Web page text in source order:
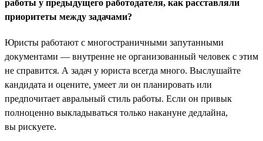
работы у предыдущего работодателя, как расставляли
приоритеты между задачами?
Юристы работают с многостраничными запутанными
документами — внутренне не организованный человек с этим
не справится. А задач у юриста всегда много. Выслушайте
кандидата и оцените, умеет ли он планировать или
предпочитает авральный стиль работы. Если он привык
полноценно выкладываться только накануне дедлайна,
вы рискуете.